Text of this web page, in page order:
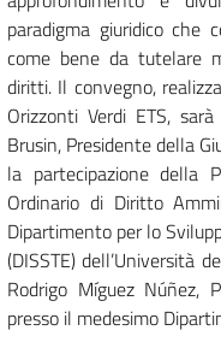
paradigma giuridico che
come bene da tutelare
diritti. Il convegno,
Orizzonti Verdi ETS,
Brusin, Presidente della
la partecipazione della
Ordinario di Diritto
Dipartimento per lo
(DISSTE) dell’Università
Rodrigo Míguez Núñez,
presso il medesimo